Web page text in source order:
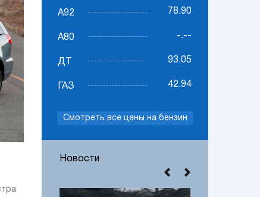
А92 78.90
А80 -.--
ДТ 93.05
ГАЗ 42.94
Смотреть все цены на бензин
Новости